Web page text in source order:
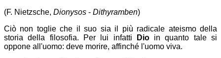
(F. Nietzsche, Dionysos - Dithyramben)
Ciò non toglie che il suo sia il più radicale ateismo della
storia della filosofia. Per lui infatti
Dioin quanto tale si
oppone all'uomo: deve morire, affinché l'uomo viva.